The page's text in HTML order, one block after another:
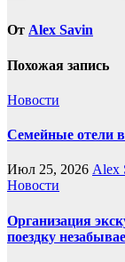
От Alex Savin
Похожая запись
Новости
Семейные отели
Июл 25, 2026 Alex
Новости
Организация
поездку